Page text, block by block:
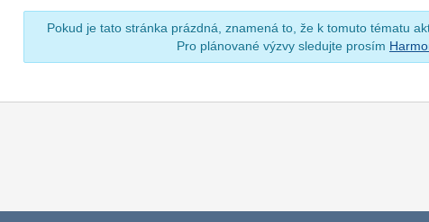
Pokud je tato stránka prázdná, znamená to, že k tomuto tématu
Pro plánované výzvy sledujte prosím